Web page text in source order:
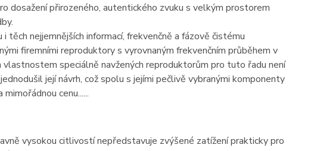
dosažení přirozeného, autentického zvuku s velkým prostorem
nejjemnějších informací, frekvenčně a fázově čistému
firemními reproduktory s vyrovnaným frekvenčním průběhem v
speciálně navžených reproduktorům pro tuto řadu není
její návrh, což spolu s jejími pečlivě vybranými komponenty
cenu......
vysokou citlivostí nepředstavuje zvýšené zatížení prakticky pro